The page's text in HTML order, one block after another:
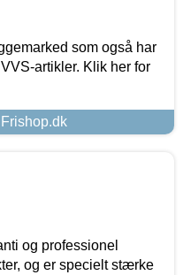
som også har
artikler. Klik her for
og professionel
og er specielt stærke